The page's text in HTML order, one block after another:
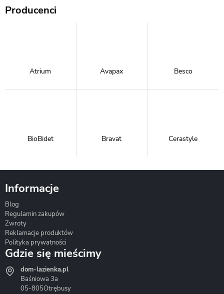
Producenci
Atrium Avapax Besco
BioBidet Bravat Cerastyle
Hydrostop
Informacje
Blog
Regulamin zakupów
Zwroty
Reklamacje produktów
Polityka prywatności
Gdzie się mieścimy
dom-lazienka.pl
Baśniowa 3a
05-805Otrębusy